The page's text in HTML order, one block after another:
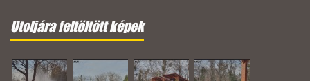
Utoljára feltöltött képek